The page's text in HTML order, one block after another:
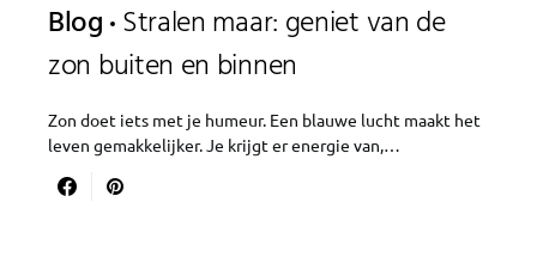
Blog Stralen maar: geniet van de
zon buiten en binnen
Zon doet iets met je humeur. Een blauwe lucht maakt het
leven gemakkelijker. Je krijgt er energie van,…